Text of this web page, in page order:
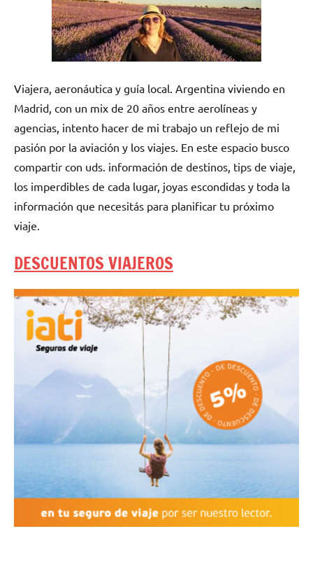
Viajera, aeronáutica y guía local. Argentina viviendo en
Madrid, con un mix de 20 años entre aerolíneas y
agencias, intento hacer de mi trabajo un reflejo de mi
pasión por la aviación y los viajes. En este espacio busco
compartir con uds. información de destinos, tips de viaje,
los imperdibles de cada lugar, joyas escondidas y toda la
información que necesitás para planificar tu próximo
viaje.
DESCUENTOS VIAJEROS